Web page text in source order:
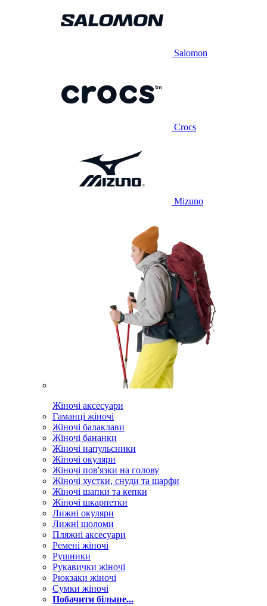
Salomon
Crocs
Mizuno
Жіночі аксесуари
Гаманці жіночі
Жіночі балаклави
Жіночі бананки
Жіночі напульсники
Жіночі окуляри
Жіночі пов'язки на голову
Жіночі хустки, снуди та шарфи
Жіночі шапки та кепки
Жіночі шкарпетки
Лижні окуляри
Лижні шоломи
Пляжні аксесуари
Ремені жіночі
Рушники
Рукавички жіночі
Рюкзаки жіночі
Сумки жіночі
Побачити більше...